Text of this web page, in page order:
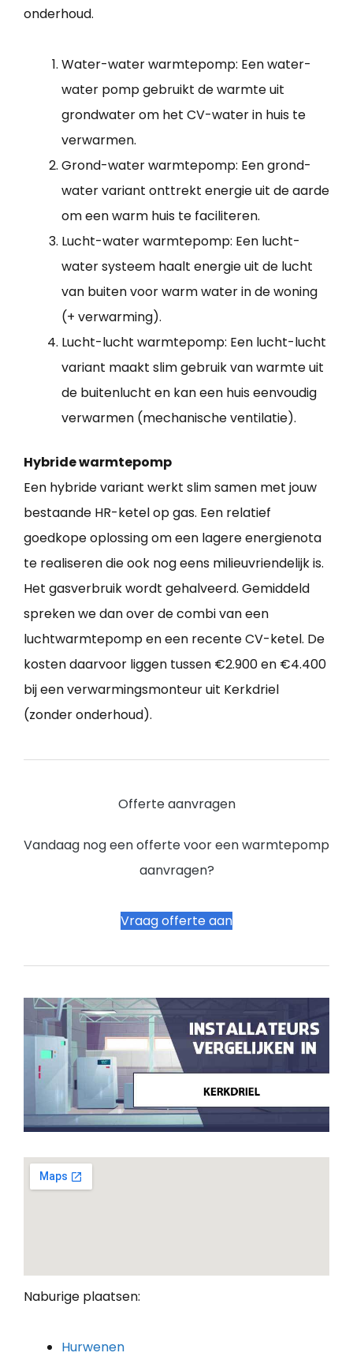
onderhoud.
Water-water warmtepomp: Een water-
water pomp gebruikt de warmte uit
grondwater om het CV-water in huis te
verwarmen.
Grond-water warmtepomp: Een grond-
water variant onttrekt energie uit de aarde
om een warm huis te faciliteren.
Lucht-water warmtepomp: Een lucht-
water systeem haalt energie uit de lucht
van buiten voor warm water in de woning
(+ verwarming).
Lucht-lucht warmtepomp: Een lucht-lucht
variant maakt slim gebruik van warmte uit
de buitenlucht en kan een huis eenvoudig
verwarmen (mechanische ventilatie).
Hybride warmtepomp
Een hybride variant werkt slim samen met jouw
bestaande HR-ketel op gas. Een relatief
goedkope oplossing om een lagere energienota
te realiseren die ook nog eens milieuvriendelijk is.
Het gasverbruik wordt gehalveerd. Gemiddeld
spreken we dan over de combi van een
luchtwarmtepomp en een recente CV-ketel. De
kosten daarvoor liggen tussen €2.900 en €4.400
bij een verwarmingsmonteur uit Kerkdriel
(zonder onderhoud).
Offerte aanvragen
Vandaag nog een offerte voor een warmtepomp
aanvragen?
Vraag offerte aan
Naburige plaatsen:
Hurwenen